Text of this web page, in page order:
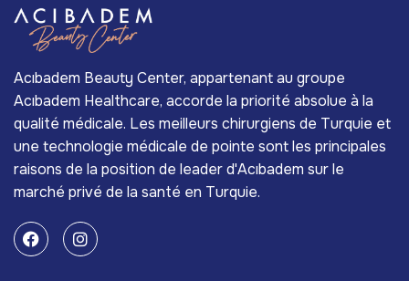
Acıbadem Beauty Center, appartenant au groupe
Acıbadem Healthcare, accorde la priorité absolue à la
qualité médicale. Les meilleurs chirurgiens de Turquie et
une technologie médicale de pointe sont les principales
raisons de la position de leader d'Acıbadem sur le
marché privé de la santé en Turquie.